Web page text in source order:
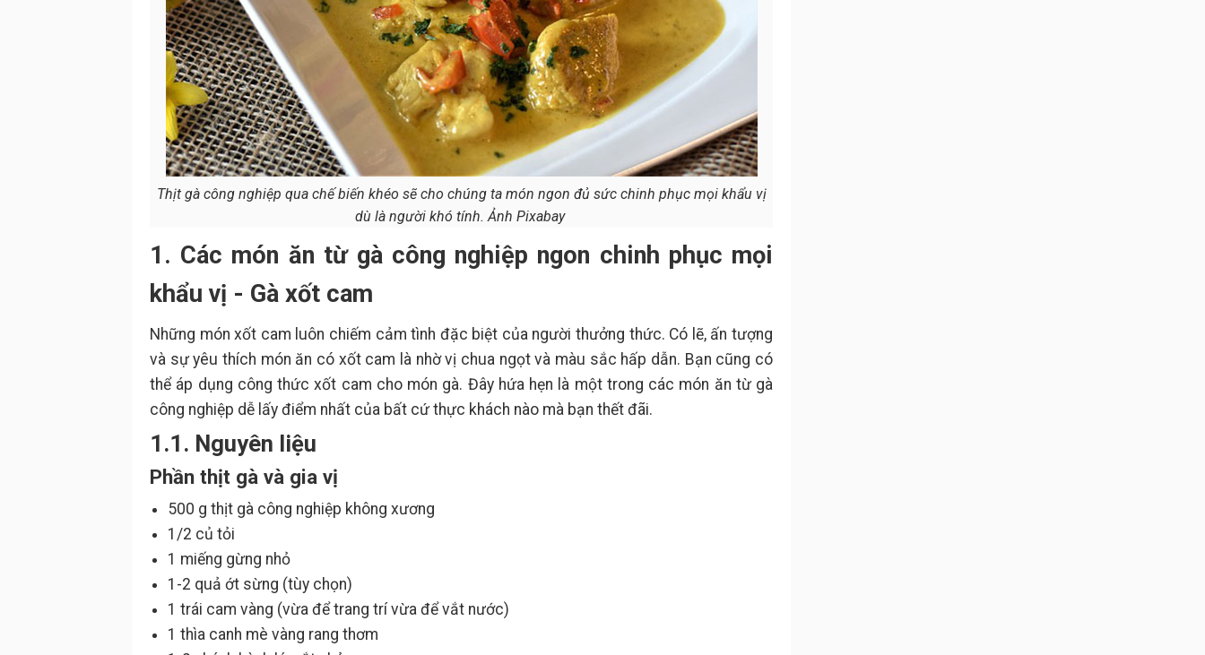
Thịt gà công nghiệp qua chế biến khéo sẽ cho chúng ta món ngon đủ sức chinh phục mọi khẩu vị
dù là người khó tính. Ảnh Pixabay
1. Các món ăn từ gà công nghiệp ngon chinh phục mọi
khẩu vị - Gà xốt cam
Những món xốt cam luôn chiếm cảm tình đặc biệt của người thưởng thức. Có lẽ, ấn tượng
và sự yêu thích món ăn có xốt cam là nhờ vị chua ngọt và màu sắc hấp dẫn. Bạn cũng có
thể áp dụng công thức xốt cam cho món gà. Đây hứa hẹn là một trong các món ăn từ gà
công nghiệp dễ lấy điểm nhất của bất cứ thực khách nào mà bạn thết đãi.
1.1. Nguyên liệu
Phần thịt gà và gia vị
500 g thịt gà công nghiệp không xương
1/2 củ tỏi
1 miếng gừng nhỏ
1-2 quả ớt sừng (tùy chọn)
1 trái cam vàng (vừa để trang trí vừa để vắt nước)
1 thìa canh mè vàng rang thơm